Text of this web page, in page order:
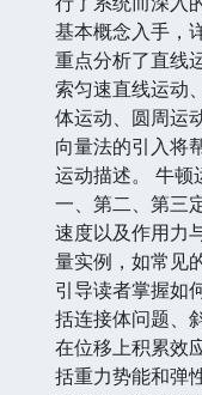
基本概念入手，
重点分析了直线
索匀速直线运动
体运动、圆周运
向量法的引入将
运动描述。 牛顿
一、第二、第三
速度以及作用力
量实例，如常见
引导读者掌握如
括连接体问题、
在位移上积累效
括重力势能和弹